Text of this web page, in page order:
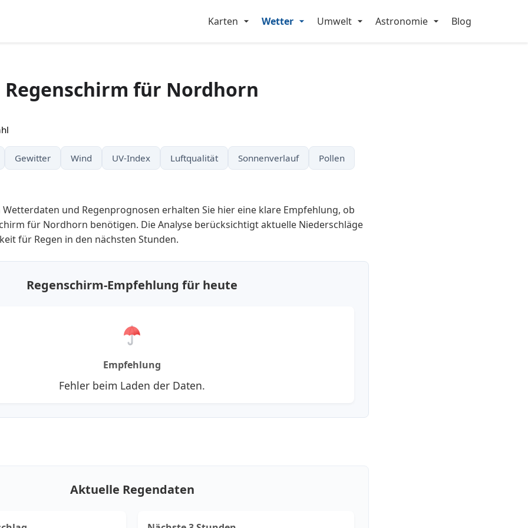
Karten Wetter Umwelt Astronomie Blog
Regenschirm für Nordhorn
Gewitter Wind UV-Index Luftqualität Sonnenverlauf Pollen
und Regenprognosen erhalten Sie hier eine klare Empfehlung, ob
für Nordhorn benötigen. Die Analyse berücksichtigt aktuelle Niederschläge
für Regen in den nächsten Stunden.
Regenschirm-Empfehlung für heute
Empfehlung
Fehler beim Laden der Daten.
Aktuelle Regendaten